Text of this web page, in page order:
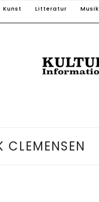
Kunst Litteratur Musik
CLEMENSEN